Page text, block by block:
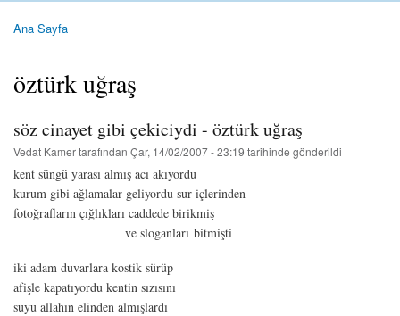
1
2
3
4
5
6
7
8
9
10
11
12
13
Sayfa
Ana Sayfa
öztürk uğraş
söz cinayet gibi çekiciydi - öztürk uğraş
Vedat Kamertarafından Çar, 14/02/2007 - 23:19 tarihinde gönderildi
kent süngü yarası almış acı akıyordu
kurum gibi ağlamalar geliyordu sur içlerinden
fotoğrafların çığlıkları caddede birikmiş
ve sloganları bitmişti
iki adam duvarlara kostik sürüp
afişle kapatıyordu kentin sızısını
suyu allahın elinden almışlardı